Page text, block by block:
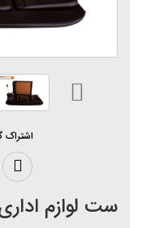
اشتراک
ست لوازم اداری